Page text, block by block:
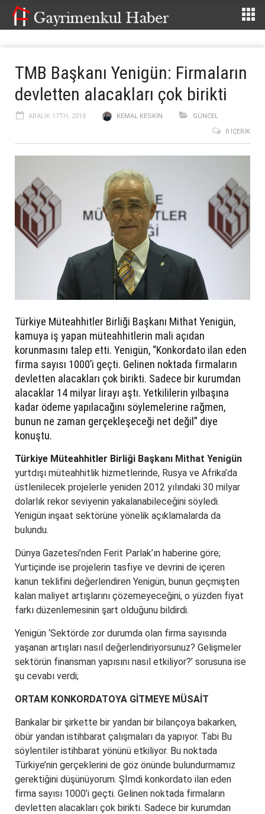
TMB Başkanı Yenigün: Firmaların
devletten alacakları çok birikti
ARALIK 17TH, 2018 KEMAL KESKIN
GÜNCEL
0 İÇERIK
Türkiye Müteahhitler Birliği Başkanı Mithat Yenigün,
kamuya iş yapan müteahhitlerin mali açıdan
korunmasını talep etti. Yenigün, “Konkordato ilan eden
firma sayısı 1000’i geçti. Gelinen noktada firmaların
devletten alacakları çok birikti. Sadece bir kurumdan
alacaklar 14 milyar lirayı aştı. Yetkililerin yılbaşına
kadar ödeme yapılacağını söylemelerine rağmen,
bunun ne zaman gerçekleşeceği net değil” diye
konuştu.
Türkiye Müteahhitler Birliği Başkanı Mithat Yenigün
yurtdışı müteahhitlik hizmetlerinde, Rusya ve Afrika’da
üstlenilecek projelerle yeniden 2012 yılındaki 30 milyar
dolarlık rekor seviyenin yakalanabileceğini söyledi.
Yenigün inşaat sektörüne yönelik açıklamalarda da
bulundu.
Dünya Gazetesi’nden Ferit Parlak’ın haberine göre;
Yurtiçinde ise projelerin tasfiye ve devrini de içeren
kanun teklifini değerlendiren Yenigün, bunun geçmişten
kalan maliyet artışlarını çözemeyeceğini, o yüzden fiyat
farkı düzenlemesinin şart olduğunu bildirdi.
Yenigün ‘Sektörde zor durumda olan firma sayısında
yaşanan artışları nasıl değerlendiriyorsunuz? Gelişmeler
sektörün finansman yapısını nasıl etkiliyor?’ sorusuna ise
şu cevabı verdi;
ORTAM KONKORDATOYA GİTMEYE MÜSAİT
Bankalar bir şirkette bir yandan bir bilançoya bakarken,
öbür yandan istihbarat çalışmaları da yapıyor. Tabi Bu
söylentiler istihbarat yönünü etkiliyor. Bu noktada
Türkiye’nin gerçeklerini de göz önünde bulundurmamız
gerektiğini düşünüyorum. Şİmdi konkordato ilan eden
firma sayısı 1000’i geçti. Gelinen noktada firmaların
devletten alacakları çok birikti. Sadece bir kurumdan